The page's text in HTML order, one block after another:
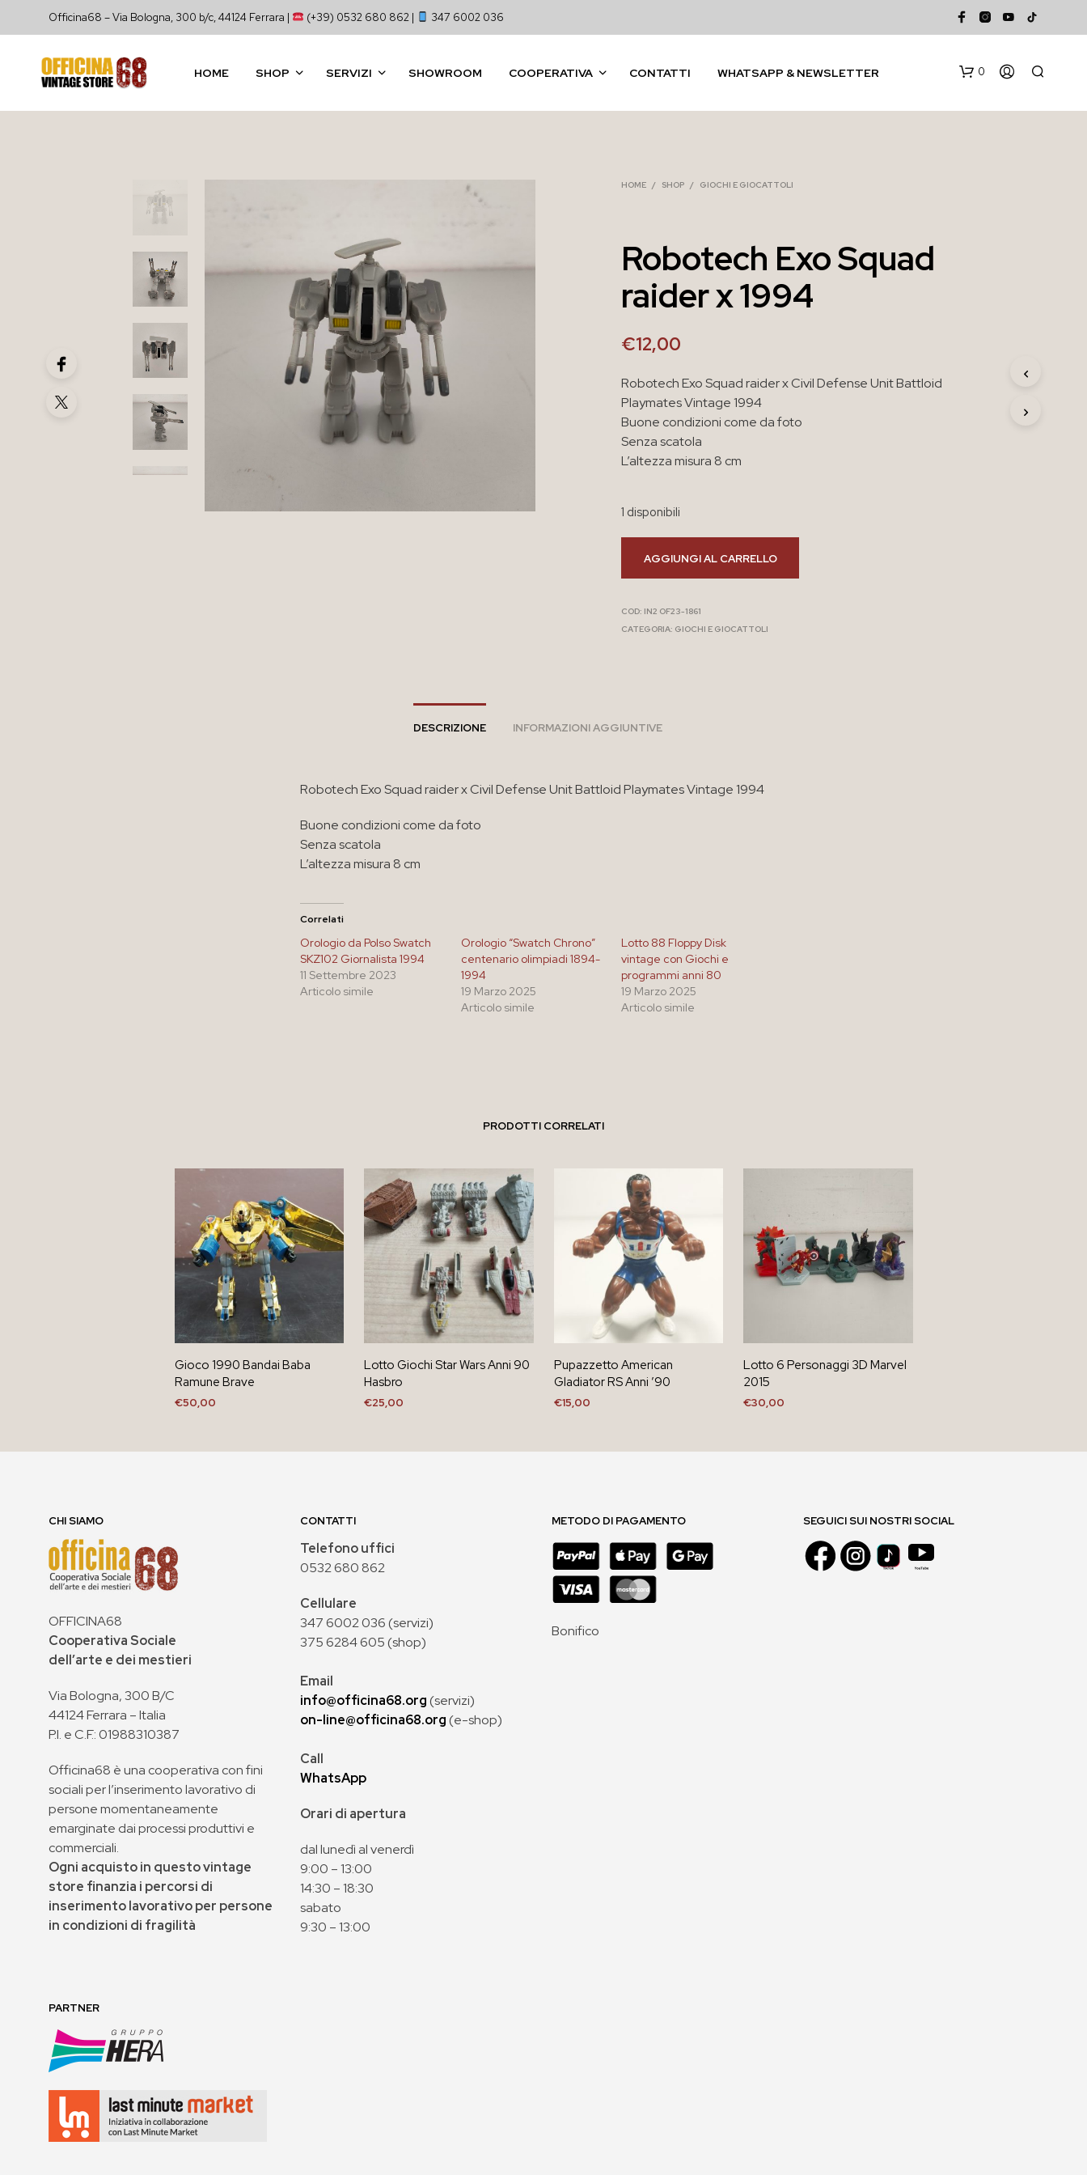
Officina68 – Via Bologna, 300 b/c, 44124 Ferrara | (+39) 0532 680 862 | 347 6002 036
HOME SHOP SERVIZI SHOWROOM COOPERATIVA CONTATTI WHATSAPP & NEWSLETTER 0
HOME / SHOP / GIOCHI E GIOCATTOLI
Robotech Exo Squad
raider x 1994
€12,00
Robotech Exo Squad raider x Civil Defense Unit Battloid
Playmates Vintage 1994
Buone condizioni come da foto
Senza scatola
L’altezza misura 8 cm
1 disponibili
AGGIUNGI AL CARRELLO
COD: IN2 OF23-1861
CATEGORIA: GIOCHI E GIOCATTOLI
DESCRIZIONE INFORMAZIONI AGGIUNTIVE
Robotech Exo Squad raider x Civil Defense Unit Battloid Playmates Vintage 1994
Buone condizioni come da foto
Senza scatola
L’altezza misura 8 cm
Correlati
Orologio da Polso Swatch
SKZ102 Giornalista 1994
11 Settembre 2023
Articolo simile
Orologio “Swatch Chrono”
centenario olimpiadi 1894-
1994
19 Marzo 2025
Articolo simile
Lotto 88 Floppy Disk
vintage con Giochi e
programmi anni 80
19 Marzo 2025
Articolo simile
PRODOTTI CORRELATI
Gioco 1990 Bandai Baba
Ramune Brave
€50,00
Lotto Giochi Star Wars Anni 90
Hasbro
€25,00
Pupazzetto American
Gladiator RS Anni ’90
€15,00
Lotto 6 Personaggi 3D Marvel
2015
€30,00
CHI SIAMO
OFFICINA68
Cooperativa Sociale
dell’arte e dei mestieri
Via Bologna, 300 B/C
44124 Ferrara – Italia
P.I. e C.F.: 01988310387
Officina68 è una cooperativa con fini
sociali per l’inserimento lavorativo di
persone momentaneamente
emarginate dai processi produttivi e
commerciali.
Ogni acquisto in questo vintage
store finanzia i percorsi di
inserimento lavorativo per persone
in condizioni di fragilità
CONTATTI
Telefono uffici
0532 680 862
Cellulare
347 6002 036 (servizi)
375 6284 605 (shop)
Email
info@officina68.org(servizi)
on-line@officina68.org(e-shop)
Call
WhatsApp
Orari di apertura
dal lunedì al venerdì
9:00 – 13:00
14:30 – 18:30
sabato
9:30 – 13:00
METODO DI PAGAMENTO
Bonifico
SEGUICI SUI NOSTRI SOCIAL
PARTNER